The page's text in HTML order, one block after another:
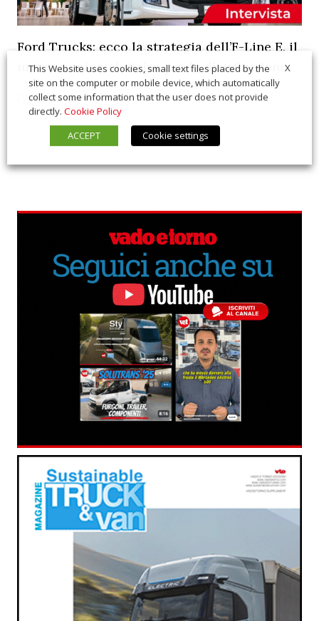
Ford Trucks: ecco la strategia dell’F-Line E, il
nuovo camion elettrico per la distribuzione
07/22/2026 Interviste
X
This Website uses cookies, small text files placed by the
site on the computer or mobile device, which automatically
collect some information that the user does not provide
directly. Cookie Policy
ACCEPT
Cookie settings